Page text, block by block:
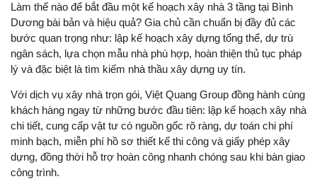
Làm thế nào để bắt đầu một kế hoạch xây nhà 3 tầng tại Bình
Dương bài bản và hiệu quả? Gia chủ cần chuẩn bị đầy đủ các
bước quan trọng như: lập kế hoạch xây dựng tổng thể, dự trù
ngân sách, lựa chọn mẫu nhà phù hợp, hoàn thiện thủ tục pháp
lý và đặc biệt là tìm kiếm nhà thầu xây dựng uy tín.
Với dịch vụ xây nhà trọn gói, Việt Quang Group đồng hành cùng
khách hàng ngay từ những bước đầu tiên: lập kế hoạch xây nhà
chi tiết, cung cấp vật tư có nguồn gốc rõ ràng, dự toán chi phí
minh bạch, miễn phí hồ sơ thiết kế thi công và giấy phép xây
dựng, đồng thời hỗ trợ hoàn công nhanh chóng sau khi bàn giao
công trình.